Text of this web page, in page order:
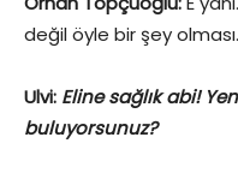
değil öyle bir şey olması.
Ulvi: Eline sağlık abi!
buluyorsunuz?